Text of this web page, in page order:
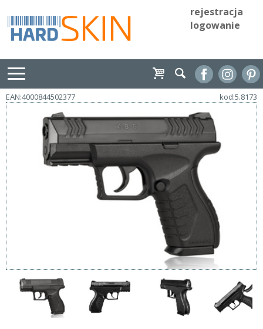
rejestracja
logowanie
EAN:4000844502377 kod:5.8173